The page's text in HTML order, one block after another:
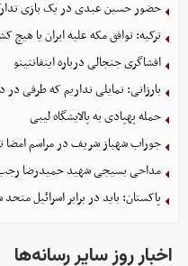
حضور حسین عبدی در یک بازی
ترکیه: توافق مکه علیه ایران یا
افشاگری جنجالی درباره اینفانتینو
بارزانی: تمایلی نداریم که طرفی
حمله پهپادی به پالایشگاه لیبی
جوراب‌ شهباز شریف در مراسم
مداحی بسیجی شهید حمیدرضا
پاکستان: باید در برابر اسرائیل